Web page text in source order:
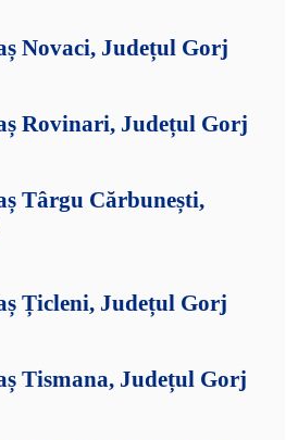
Novaci, Județul Gorj
Rovinari, Județul Gorj
Târgu Cărbunești,
Țicleni, Județul Gorj
Tismana, Județul Gorj